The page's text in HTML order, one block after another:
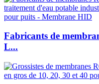
Fabricants de
L...